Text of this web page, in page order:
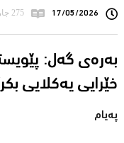
17/05/2026 275 جار خوێنراوەتەوە
بەرەی گەل:
خێرایی یەكلایی
پەیام